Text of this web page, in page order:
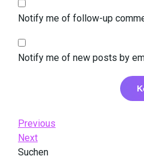
Notify me of follow-up
Notify me of new posts by
Beitrags-
Navigation
Previous
Post
Previous
Next
Post
Next
Suchen